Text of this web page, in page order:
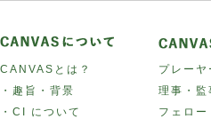
CANVASとは？
・趣旨・背景
・CI について
プレーヤ
理事・監
フェロー